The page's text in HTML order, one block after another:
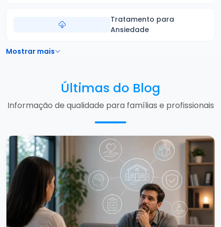
Tratamento para
Ansiedade
Mostrar mais
Últimas do Blog
Informação de qualidade para famílias e profissionais